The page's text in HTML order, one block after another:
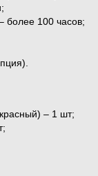
более 100 часов;
– 1 шт;